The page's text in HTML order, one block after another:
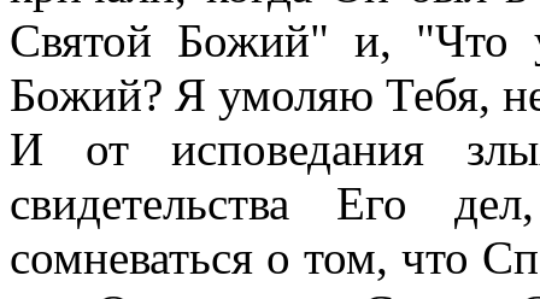
Святой Божий" и,
Божий? Я умоляю Тебя,
И от исповедания
свидетельства Его
сомневаться о том, что